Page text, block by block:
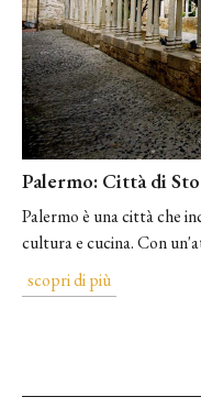
Palermo: Città di
Palermo è una città che
cultura e cucina. Con
scopri di più